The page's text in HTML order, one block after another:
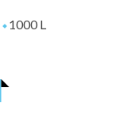
1000 L